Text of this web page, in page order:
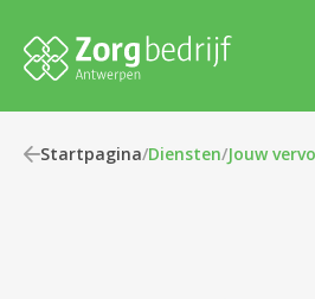
Startpagina/Diensten/Jouw